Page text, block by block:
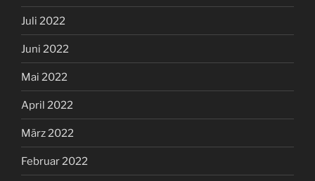
Juli 2022
Juni 2022
Mai 2022
April 2022
März 2022
Februar 2022